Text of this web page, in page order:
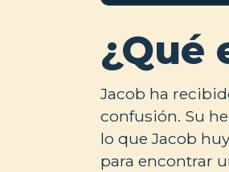
¿Qué
Jacob ha
confusión. Su
lo que Jacob
para encontrar